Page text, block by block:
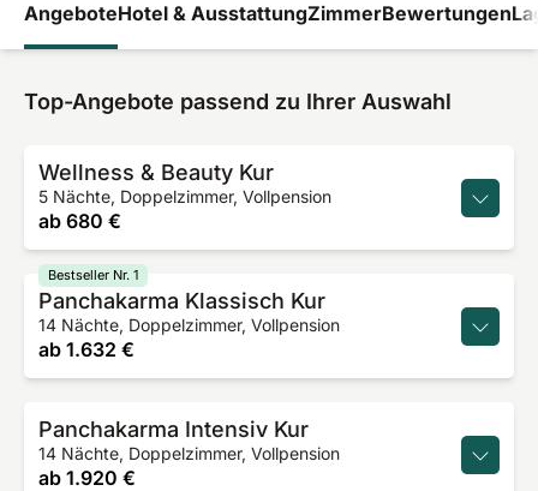
AngeboteHotel & AusstattungZimmerBewertungen
Top-Angebote passend zu Ihrer Auswahl
Wellness & Beauty Kur
5 Nächte, Doppelzimmer, Vollpension
ab 680 €
Panchakarma Klassisch Kur
14 Nächte, Doppelzimmer, Vollpension
ab 1.632 €
Bestseller Nr. 1
Panchakarma Intensiv Kur
14 Nächte, Doppelzimmer, Vollpension
ab 1.920 €